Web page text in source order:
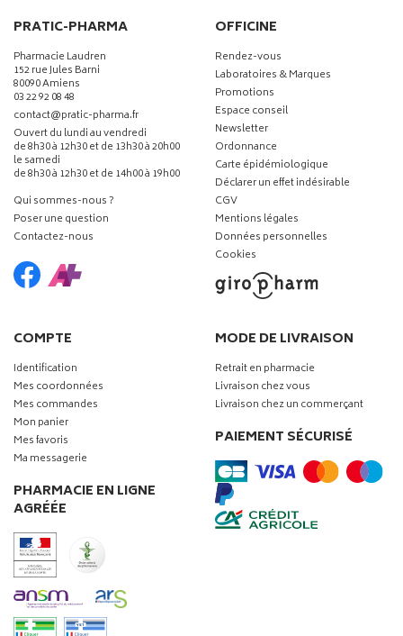
PRATIC-PHARMA
Pharmacie Laudren
152 rue Jules Barni
80090 Amiens
03 22 92 08 48
contact-
@-
pratic-pharma.fr
Ouvert du lundi au vendredi
de 8h30 à 12h30 et de 13h30 à 20h00
le samedi
de 8h30 à 12h30 et de 14h00 à 19h00
Qui sommes-nous ?
Poser une question
Contactez-nous
OFFICINE
Rendez-vous
Laboratoires & Marques
Promotions
Espace conseil
Newsletter
Ordonnance
Carte épidémiologique
Déclarer un effet indésirable
CGV
Mentions légales
Données personnelles
Cookies
COMPTE
Identification
Mes coordonnées
Mes commandes
Mon panier
Mes favoris
Ma messagerie
PHARMACIE EN LIGNE
AGRÉÉE
MODE DE LIVRAISON
Retrait en pharmacie
Livraison chez vous
Livraison chez un commerçant
PAIEMENT SÉCURISÉ